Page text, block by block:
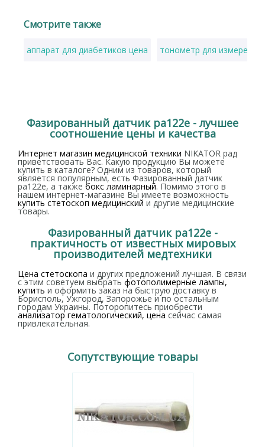
Смотрите также
аппарат для диабетиков цена тонометр для измерения
Фазированный датчик pa122e - лучшее
соотношение цены и качества
Интернет магазин медицинской техники NIKATOR рад
приветствовать Вас. Какую продукцию Вы можете
купить в каталоге? Одним из товаров, который
является популярным, есть Фазированный датчик
pa122e, а также бокс ламинарный. Помимо этого в
нашем интернет-магазине Вы имеете возможность
купить стетоскоп медицинский и другие медицинские
товары.
Фазированный датчик pa122e -
практичность от известных мировых
производителей медтехники
Цена стетоскопа и других предложений лучшая. В связи
с этим советуем выбрать фотополимерные лампы,
купить и оформить заказ на быструю доставку в
Борисполь, Ужгород, Запорожье и по остальным
городам Украины. Поторопитесь приобрести
анализатор гематологический, цена сейчас самая
привлекательная.
Сопутствующие товары